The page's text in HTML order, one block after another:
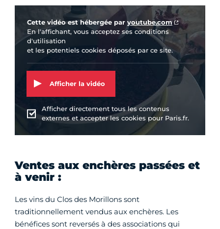
Cette vidéo est hébergée par youtube.com
En l'affichant, vous acceptez ses conditions
d'utilisation
et les potentiels cookies déposés par ce site.
Afficher la vidéo
Afficher directement tous les contenus
externes et accepter les cookies pour Paris.fr.
Ventes aux enchères passées et
à venir :
Les vins du Clos des Morillons sont
traditionnellement vendus aux enchères. Les
bénéfices sont reversés à des associations qui